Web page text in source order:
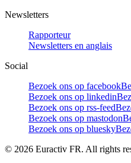
Newsletters
Rapporteur
Newsletters en anglais
Social
Bezoek ons op facebook
Bezoek ons op linkedin
Bezoek ons op rss-feed
Bezoek ons op mastodon
Bezoek ons op bluesky
© 2026 Euractiv FR. All rights